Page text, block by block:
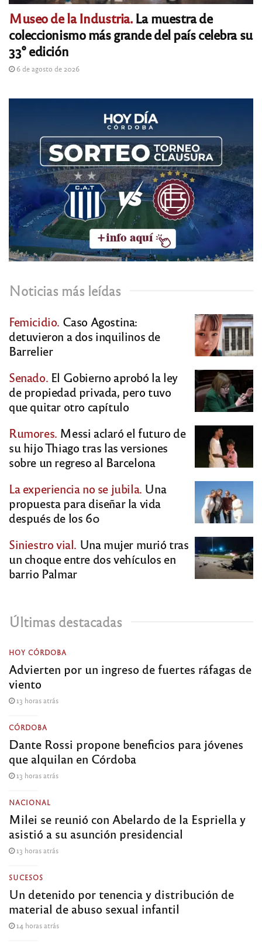
Museo de la Industria.La muestra de
coleccionismo más grande del país celebra su
33° edición
6 de agosto de 2026
Noticias más leídas
Femicidio. Caso Agostina:
detuvieron a dos inquilinos de
Barrelier
Senado. El Gobierno aprobó la ley
de propiedad privada, pero tuvo
que quitar otro capítulo
Rumores. Messi aclaró el futuro de
su hijo Thiago tras las versiones
sobre un regreso al Barcelona
La experiencia no se jubila. Una
propuesta para diseñar la vida
después de los 60
Siniestro vial. Una mujer murió tras
un choque entre dos vehículos en
barrio Palmar
Últimas destacadas
HOY CÓRDOBA
Advierten por un ingreso de fuertes ráfagas de
viento
13 horas atrás
CÓRDOBA
Dante Rossi propone beneficios para jóvenes
que alquilan en Córdoba
13 horas atrás
NACIONAL
Milei se reunió con Abelardo de la Espriella y
asistió a su asunción presidencial
13 horas atrás
SUCESOS
Un detenido por tenencia y distribución de
material de abuso sexual infantil
14 horas atrás